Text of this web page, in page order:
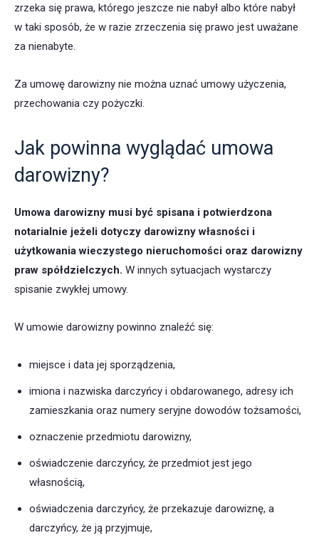
zrzeka się prawa, którego jeszcze nie nabył albo które nabył
w taki sposób, że w razie zrzeczenia się prawo jest uważane
za nienabyte.
Za umowę darowizny nie można uznać umowy użyczenia,
przechowania czy pożyczki.
Jak powinna wyglądać umowa
darowizny?
Umowa darowizny musi być spisana i potwierdzona
notarialnie jeżeli dotyczy darowizny własności i
użytkowania wieczystego nieruchomości oraz darowizny
praw spółdzielczych. W innych sytuacjach wystarczy
spisanie zwykłej umowy.
W umowie darowizny powinno znaleźć się:
miejsce i data jej sporządzenia,
imiona i nazwiska darczyńcy i obdarowanego, adresy ich
zamieszkania oraz numery seryjne dowodów tożsamości,
oznaczenie przedmiotu darowizny,
oświadczenie darczyńcy, że przedmiot jest jego
własnością,
oświadczenia darczyńcy, że przekazuje darowiznę, a
darczyńcy, że ją przyjmuje,